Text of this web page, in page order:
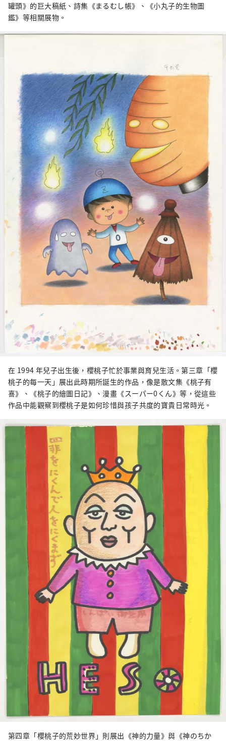
罐頭》的巨大稿紙、詩集《まるむし帳》、《小丸子的生物圖
鑑》等相關展物。
在 1994 年兒子出生後，櫻桃子忙於事業與育兒生活。第三章「櫻
桃子的每一天」展出此時期所誕生的作品，像是散文集《桃子有
喜》、《桃子的繪圖日記》、漫畫《スーパー0くん》等，從這些
作品中能觀察到櫻桃子是如何珍惜與孩子共度的寶貴日常時光。
第四章「櫻桃子的荒妙世界」則展出《神的力量》與《神のちか